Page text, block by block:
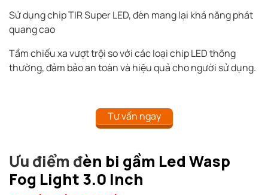
Sử dụng chip TIR Super LED, đèn mang lại khả năng phát
quang cao
Tầm chiếu xa vượt trội so với các loại chip LED thông
thường, đảm bảo an toàn và hiệu quả cho người sử dụng.
Tư vấn ngay
Ưu điểm đèn bi gầm Led Wasp
Fog Light 3.0 Inch